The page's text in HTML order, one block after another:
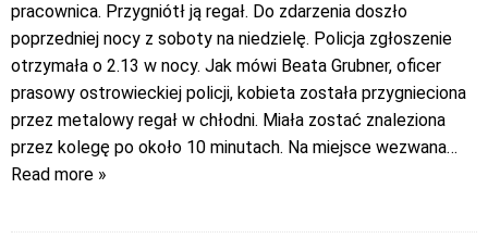
pracownica. Przygniótł ją regał. Do zdarzenia doszło
poprzedniej nocy z soboty na niedzielę. Policja zgłoszenie
otrzymała o 2.13 w nocy. Jak mówi Beata Grubner, oficer
prasowy ostrowieckiej policji, kobieta została przygnieciona
przez metalowy regał w chłodni. Miała zostać znaleziona
przez kolegę po około 10 minutach. Na miejsce wezwana…
Read more »